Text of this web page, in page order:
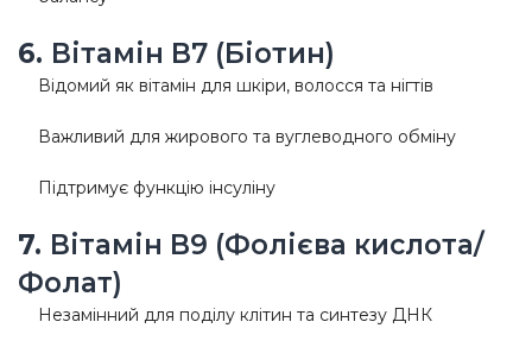
6. Вітамін B7 (Біотин)
Відомий як вітамін для шкіри, волосся та нігтів
Важливий для жирового та вуглеводного обміну
Підтримує функцію інсуліну
7. Вітамін B9 (Фолієва кислота/
Фолат)
Незамінний для поділу клітин та синтезу ДНК